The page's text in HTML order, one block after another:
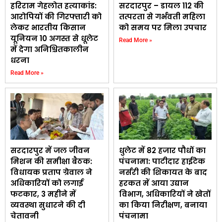
हरिराम गेहलोत हत्याकांड:
आरोपियों की गिरफ्तारी को
लेकर भारतीय किसान
यूनियन 10 अगस्त से धूलेट
में देगा अनिश्चितकालीन
धरना
Read More »
सरदारपुर – डायल 112 की
तत्परता से गर्भवती महिला
को समय पर मिला उपचार
Read More »
सरदारपुर में जल जीवन
मिशन की समीक्षा बैठक:
विधायक प्रताप ग्रेवाल ने
अधिकारियों को लगाई
फटकार, 3 महीने में
व्यवस्था सुधारने की दी
चेतावनी
धुलेट में 82 हजार पौधों का
पंचनामा: पाटीदार हाईटेक
नर्सरी की शिकायत के बाद
हरकत में आया उद्यान
विभाग, अधिकारियों ने खेतों
का किया निरीक्षण, बनाया
पंचनामा